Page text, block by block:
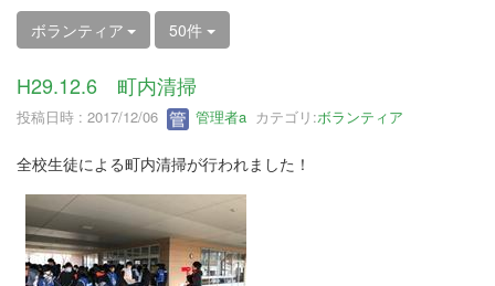
ボランティア 50件
H29.12.6 町内清掃
投稿日時 : 2017/12/06 管理者a カテゴリ:ボランティア
全校生徒による町内清掃が行われました！